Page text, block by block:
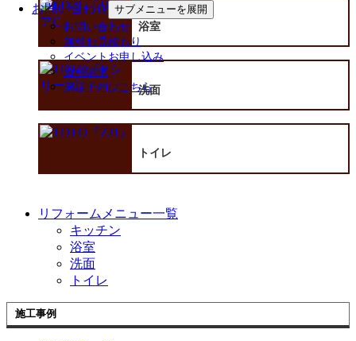
お問い合わせ サブメニューを展開
お問い合わせ
無料お見積もり
イベントお申し込み
資料請求
来店予約はこちら
浴室
洗面
トイレ
リフォームメニュー一覧
キッチン
浴室
洗面
トイレ
施工事例